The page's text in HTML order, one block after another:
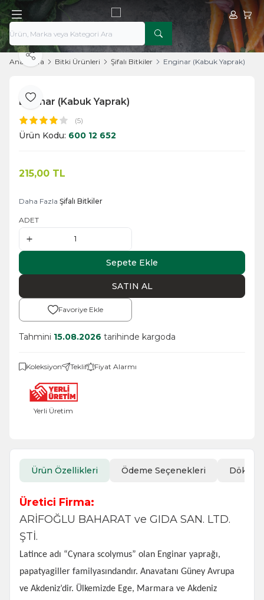
Hesabım
Ana Sayfa Bitki Ürünleri Şifalı Bitkiler Enginar (Kabuk Yaprak)
Favoriye Ekle
Paylaş
Enginar (Kabuk Yaprak)
(5)
Ürün Kodu: 600 12 652
215,00 TL
Daha Fazla Şifalı Bitkiler
ADET
Sepete Ekle
SATIN AL
Favoriye Ekle
Tahmini 15.08.2026 tarihinde kargoda
Koleksiyon Teklif Fiyat Alarmı
Yerli Üretim
Ürün Özellikleri Ödeme Seçenekleri
Üretici Firma:
ARİFOĞLU BAHARAT ve GIDA SAN. LTD.
ŞTİ.
Latince adı “Cynara scolymus” olan Enginar yaprağı,
papatyagiller familyasındandır. Anavatanı Güney Avrupa
ve Akdeniz’dir. Ülkemizde Ege, Marmara ve Akdeniz